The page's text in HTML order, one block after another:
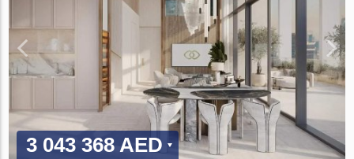
3 043 368 AED